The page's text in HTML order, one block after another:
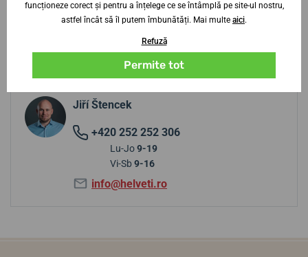
Aveți nevoie de sfaturi? Contactați-ne?
specialist
Jiří Štencek
+420 252 252 306
Lu-Jo9-19
Vi-Sb 9-16
info@helveti.ro
funcționeze corect și pentru a înțelege ce se întâmplă pe site-ul nostru,
astfel încât să îl putem îmbunătăți. Mai multe aici.
Refuză
Permite tot